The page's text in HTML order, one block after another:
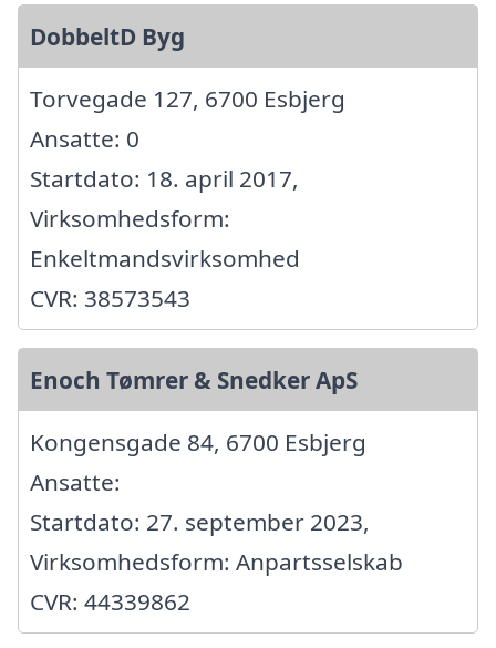
DobbeltD Byg
Torvegade 127, 6700 Esbjerg
Ansatte: 0
Startdato: 18. april 2017,
Virksomhedsform:
Enkeltmandsvirksomhed
CVR: 38573543
Enoch Tømrer & Snedker ApS
Kongensgade 84, 6700 Esbjerg
Ansatte:
Startdato: 27. september 2023,
Virksomhedsform: Anpartsselskab
CVR: 44339862